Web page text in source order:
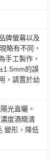
牌螢幕以及
略有不同，
手工製作，
的誤
，請置於幼
光直曬。
度酒精清
變形，降低